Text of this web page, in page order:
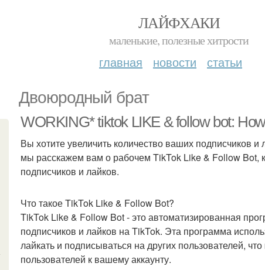
ЛАЙФХАКИ
маленькие, полезные хитрости
главная новости статьи
Двоюродный брат
WORKING* tiktok LIKE & follow bot:
Вы хотите увеличить количество ваших подписчиков и
мы расскажем вам о рабочем TikTok Like & Follow Bot,
подписчиков и лайков.
Что такое TikTok Like & Follow Bot?
TikTok Like & Follow Bot - это автоматизированная
подписчиков и лайков на TikTok. Эта программа
лайкать и подписываться на других пользователей,
пользователей к вашему аккаунту.